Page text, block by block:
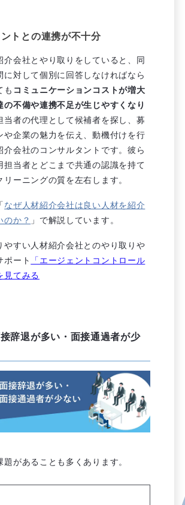
トとの連携が不十分
介会社とやり取りをしていると、同
に対して個別に回答しなければなら
も コミュニケーションコストが増大
の不備や連携不足が生じやすくなり
当者の代理として候補者を探し、募
や企業の魅力を伝え、動機付けを行
介会社のコンサルタントです。彼ら
担当者とどこまで共通の認識を持て
リーニングの質を左右します。
なぜ人材紹介会社は良い人材を紹介
のか？ 」で解説しています。
すい人材紹介会社とのやり取りや
ポート
「エージェントコントロール
見てみる
辞退が多い・面接通過者が少
題があることも多くあります。